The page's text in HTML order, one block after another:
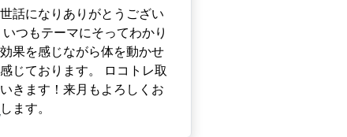
話になりありがとうござい
いつもテーマにそってわかり
果を感じながら体を動かせ
じております。 ロコトレ取
きます！来月もよろしくお
ます。